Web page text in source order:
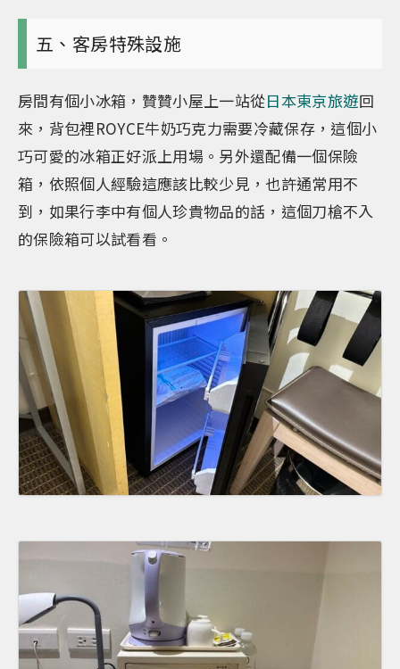
五、客房特殊設施
房間有個小冰箱，贊贊小屋上一站從日本東京旅遊回
來，背包裡ROYCE牛奶巧克力需要冷藏保存，這個小
巧可愛的冰箱正好派上用場。另外還配備一個保險
箱，依照個人經驗這應該比較少見，也許通常用不
到，如果行李中有個人珍貴物品的話，這個刀槍不入
的保險箱可以試看看。